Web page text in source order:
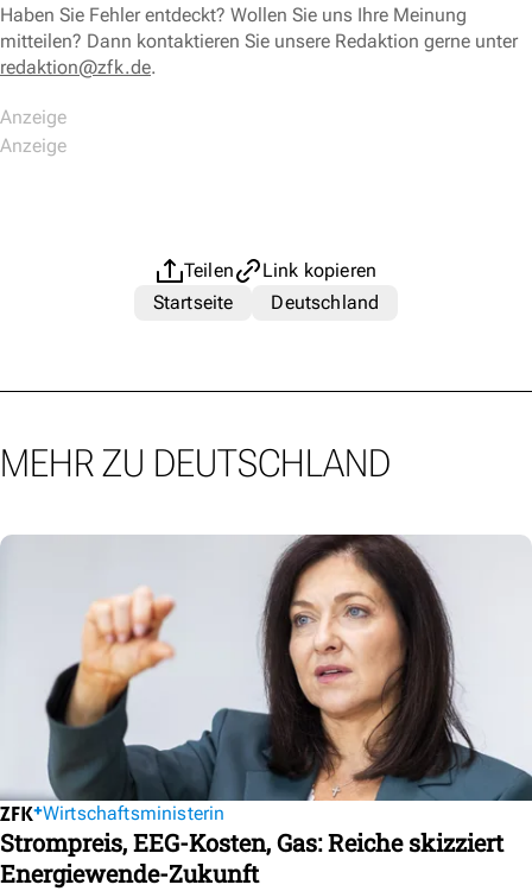
Haben Sie Fehler entdeckt? Wollen Sie uns Ihre Meinung
mitteilen? Dann kontaktieren Sie unsere Redaktion gerne unter
redaktion@zfk.de.
Teilen
Link kopieren
Startseite
Deutschland
MEHR ZU DEUTSCHLAND
Wirtschaftsministerin
Strompreis, EEG-Kosten, Gas: Reiche skizziert
Energiewende-Zukunft